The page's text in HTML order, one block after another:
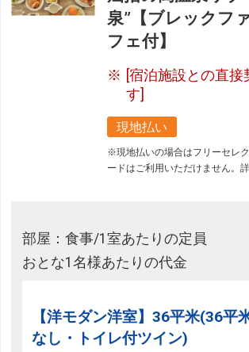
泉”【ブレックフ
フェ付】
[宿泊施設との直接
す]
現地払い
※現地払いの場合はフリーセレ
ードはご利用いただけません。
部屋：食事/1室あたりの定員
おとな1名様あたりの代金
【洋モダン洋室】36平米(36平
なし・トイレ付ツイン)